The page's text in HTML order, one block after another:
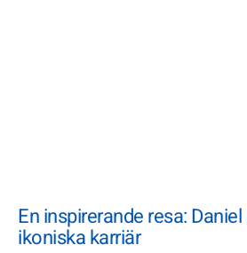
En inspirerande resa:
ikoniska karriär